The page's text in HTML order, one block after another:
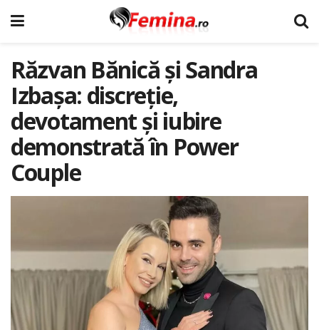
Răzvan Bănică și Sandra
Izbașa: discreție,
devotament și iubire
demonstrată în Power
Couple